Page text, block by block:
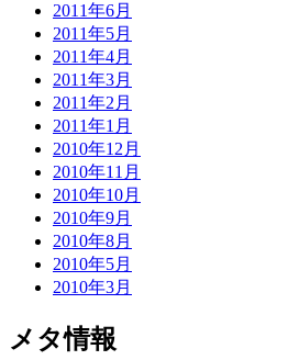
2011年6月
2011年5月
2011年4月
2011年3月
2011年2月
2011年1月
2010年12月
2010年11月
2010年10月
2010年9月
2010年8月
2010年5月
2010年3月
メタ情報